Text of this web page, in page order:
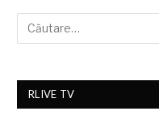
RLIVE TV